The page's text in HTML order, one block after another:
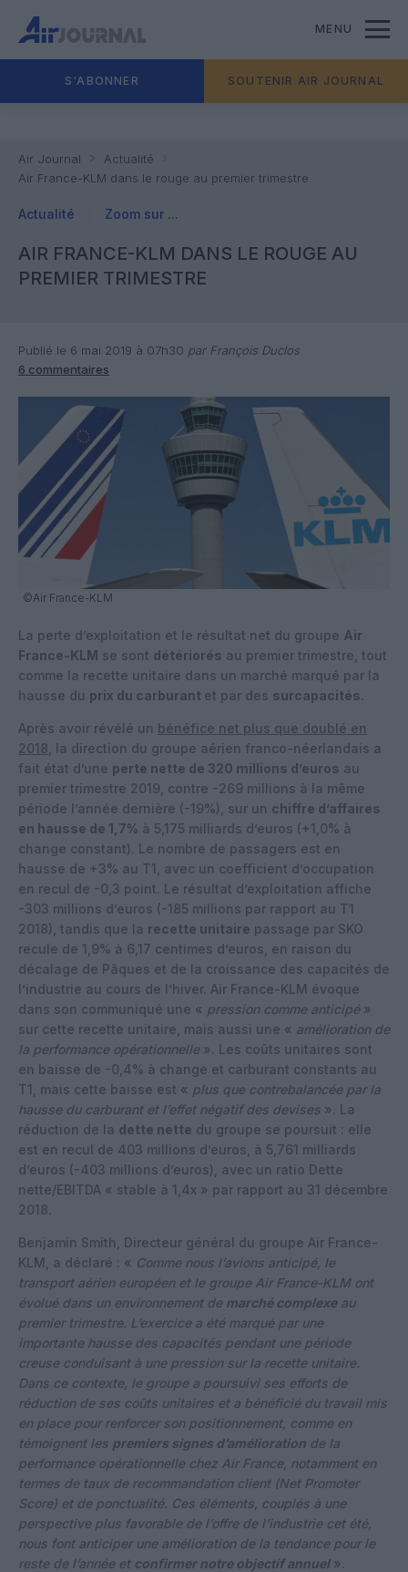
MENU
S'ABONNER SOUTENIR AIR JOURNAL
Air Journal
Actualité
Air France-KLM dans le rouge au premier trimestre
Actualité Zoom sur ...
AIR FRANCE-KLM DANS LE ROUGE AU
PREMIER TRIMESTRE
Publié le 6 mai 2019 à 07h30 par François Duclos
6 commentaires
©Air France-KLM
La perte d’exploitation et le résultat net du groupe Air
France-KLM se sont détériorés au premier trimestre, tout
comme la recette unitaire dans un marché marqué par la
hausse du prix du carburant et par des surcapacités.
Après avoir révélé un bénéfice net plus que doublé en
2018 , la direction du groupe aérien franco-néerlandais a
fait état d’une perte nette de 320 millions d’euros au
premier trimestre 2019, contre -269 millions à la même
période l’année dernière (-19%), sur un chiffre d’affaires
en hausse de 1,7% à 5,175 milliards d’euros (+1,0% à
change constant). Le nombre de passagers est en
hausse de +3% au T1, avec un coefficient d’occupation
en recul de -0,3 point. Le résultat d’exploitation affiche
-303 millions d’euros (-185 millions par rapport au T1
2018), tandis que la recette unitaire passage par SKO
recule de 1,9% à 6,17 centimes d’euros, en raison du
décalage de Pâques et de la croissance des capacités de
l’industrie au cours de l’hiver. Air France-KLM évoque
dans son communiqué une « pression comme anticipé »
sur cette recette unitaire, mais aussi une « amélioration de
la performance opérationnelle ». Les coûts unitaires sont
en baisse de -0,4% à change et carburant constants au
T1, mais cette baisse est « plus que contrebalancée par la
hausse du carburant et l’effet négatif des devises ». La
réduction de la dette nette du groupe se poursuit : elle
est en recul de 403 millions d’euros, à 5,761 milliards
d’euros (-403 millions d’euros), avec un ratio Dette
nette/EBITDA « stable à 1,4x » par rapport au 31 décembre
2018.
Benjamin Smith, Directeur général du groupe Air France-
KLM, a déclaré : « Comme nous l’avions anticipé, le
transport aérien européen et le groupe Air France-KLM ont
évolué dans un environnement de marché complexeau
premier trimestre. L’exercice a été marqué par une
importante hausse des capacités pendant une période
creuse conduisant à une pression sur la recette unitaire.
Dans ce contexte, le groupe a poursuivi ses efforts de
réduction de ses coûts unitaires et a bénéficié du travail mis
en place pour renforcer son positionnement, comme en
témoignent les premiers signes d’amélioration de la
performance opérationnelle chez Air France, notamment en
termes de taux de recommandation client (Net Promoter
Score) et de ponctualité. Ces éléments, couplés à une
perspective plus favorable de l’offre de l’industrie cet été,
nous font anticiper une amélioration de la tendance pour le
reste de l’année et confirmer notre objectif annuel».